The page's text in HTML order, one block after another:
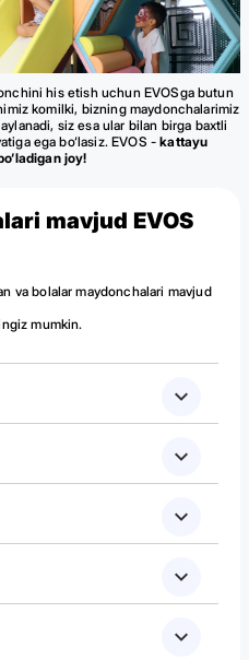
his etish uchun EVOSga butun
komilki, bizning maydonchalarimiz
siz esa ular bilan birga baxtli
ega bo‘lasiz. EVOS -kattayu
joy!
mavjud EVOS
va bolalar maydonchalari mavjud
mumkin.